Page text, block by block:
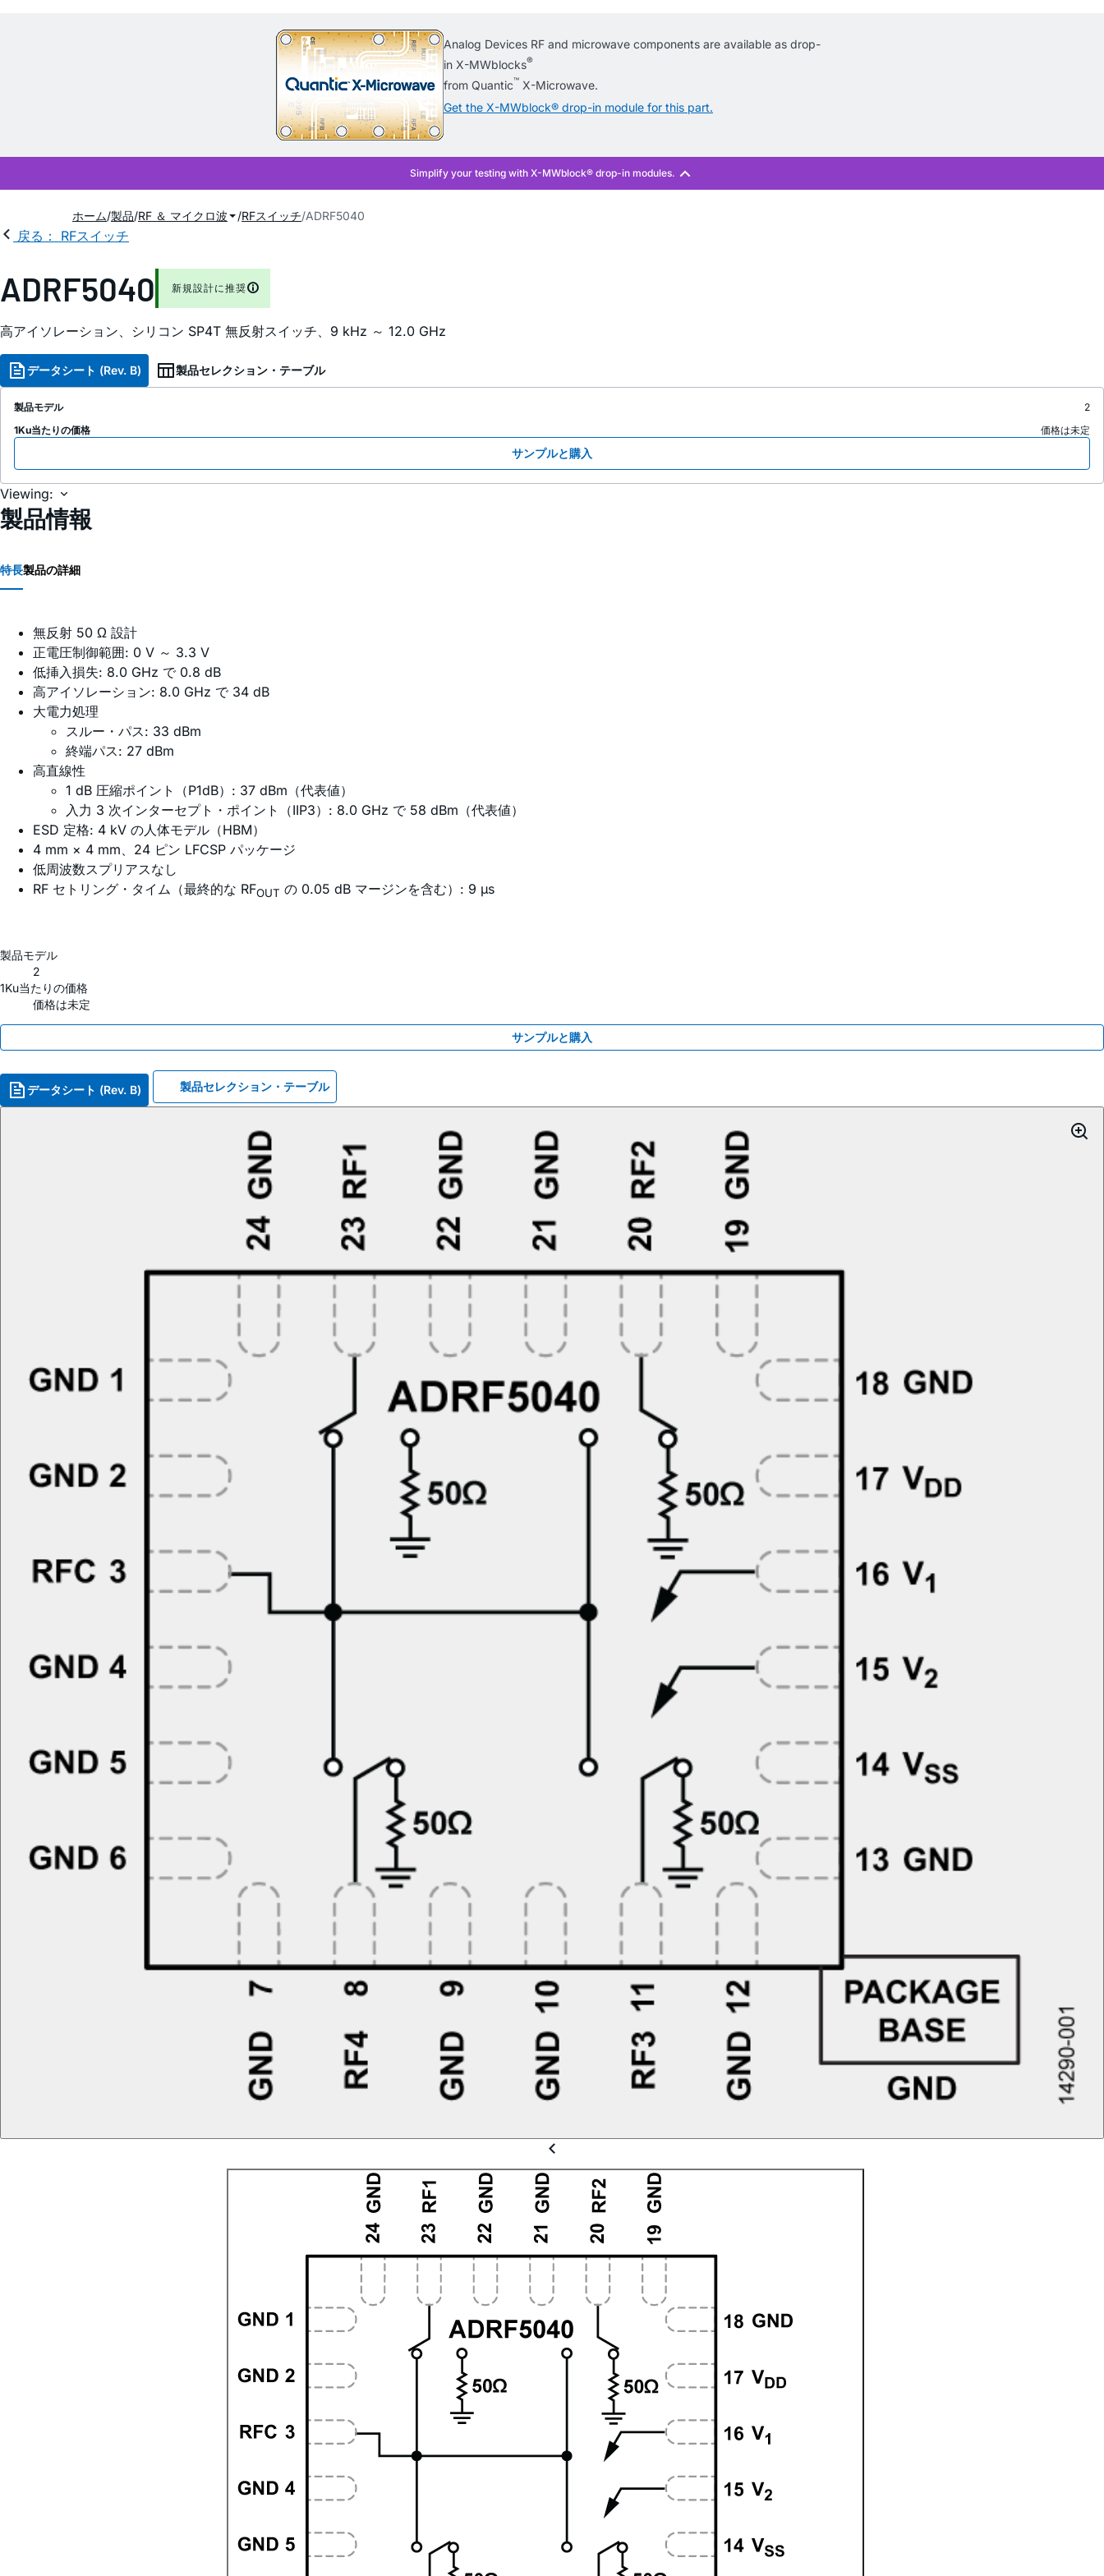
Analog Devices RF and microwave components are available as drop-
in X-MWblocks®
from Quantic™ X-Microwave.
Get the X-MWblock® drop-in module for this part.
ホーム 製品 RF ＆ マイクロ波 RFスイッチ ADRF5040
戻る： RFスイッチ
ADRF5040 新規設計に推奨
高アイソレーション、シリコン SP4T 無反射スイッチ、9 kHz ～ 12.0 GHz
データシート (Rev. B) 製品セレクション・テーブル
製品モデル
2
1Ku当たりの価格
価格は未定
サンプルと購入
Viewing:
製品情報
特長製品の詳細
無反射 50 Ω 設計
正電圧制御範囲: 0 V ～ 3.3 V
低挿入損失: 8.0 GHz で 0.8 dB
高アイソレーション: 8.0 GHz で 34 dB
大電力処理
スルー・パス: 33 dBm
終端パス: 27 dBm
高直線性
1 dB 圧縮ポイント（P1dB）: 37 dBm（代表値）
入力 3 次インターセプト・ポイント（IIP3）: 8.0 GHz で 58 dBm（代表値）
ESD 定格: 4 kV の人体モデル（HBM）
4 mm × 4 mm、24 ピン LFCSP パッケージ
低周波数スプリアスなし
RF セトリング・タイム（最終的な RFOUT の 0.05 dB マージンを含む）: 9 µs
製品モデル
2
1Ku当たりの価格
価格は未定
サンプルと購入
データシート (Rev. B) 製品セレクション・テーブル